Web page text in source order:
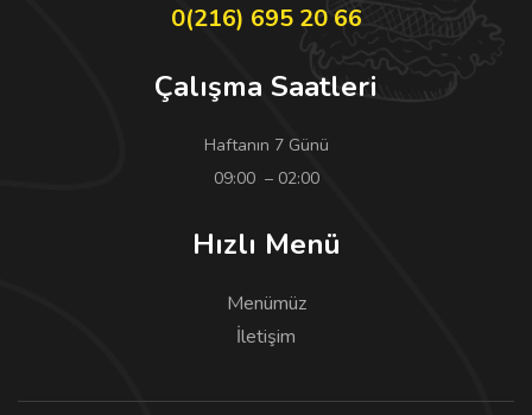
0(216) 695 20 66
Çalışma Saatleri
Haftanın 7 Günü
09:00 – 02:00
Hızlı Menü
Menümüz
İletişim